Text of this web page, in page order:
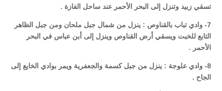
تسقي زبيد وتنزل إلى البحر الأحمر عند ساحل الفازة .
7- وادي تباب بالقناوص : ينزل من شمال جبل ملحان ومن جبل الظاهر
التابع للخبت ويسقي أرض القناوص وينزل إلى أبن عباس في البحر
الأحمر .
8- وادي علوجة : ينزل من جبل كسمة والجعفرية ويمر بوادي الخايع إلى
الجاح .